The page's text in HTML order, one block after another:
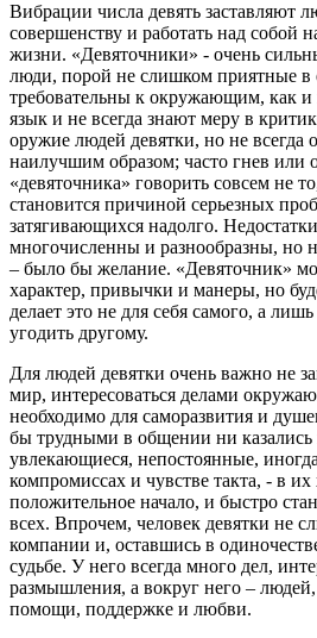
Вибрации числа девять заставляют
совершенству и работать над собой
жизни. «Девяточники» - очень
люди, порой не слишком приятные
требовательны к окружающим, как и
язык и не всегда знают меру в
оружие людей девятки, но не всегда
наилучшим образом; часто гнев или
«девяточника» говорить совсем не
становится причиной серьезных
затягивающихся надолго.
многочисленны и разнообразны, но
– было бы желание. «Девяточник»
характер, привычки и манеры, но
делает это не для себя самого, а
угодить другому.
Для людей девятки очень важно не
мир, интересоваться делами
необходимо для саморазвития и
бы трудными в общении ни казались
увлекающиеся, непостоянные,
компромиссах и чувстве такта, - в их
положительное начало, и быстро
всех. Впрочем, человек девятки не
компании и, оставшись в
судьбе. У него всегда много дел,
размышления, а вокруг него –
помощи, поддержке и любви.